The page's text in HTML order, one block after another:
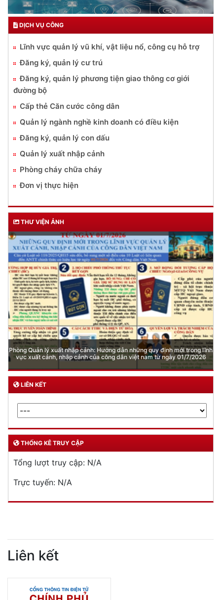
DỊCH VỤ CÔNG
Lĩnh vực quản lý vũ khí, vật liệu nổ, công cụ hỗ trợ
Đăng ký, quản lý cư trú
Đăng ký, quản lý phương tiện giao thông cơ giới
đường bộ
Cấp thẻ Căn cước công dân
Quản lý ngành nghề kinh doanh có điều kiện
Đăng ký, quản lý con dấu
Quản lý xuất nhập cảnh
Phòng cháy chữa cháy
Đơn vị thực hiện
THƯ VIỆN ẢNH
Phòng Quản lý xuất nhập cảnh: Hướng dẫn những quy định mới trong lĩnh
vực xuất cảnh, nhập cảnh của công dân việt nam từ ngày 01/7/2026
LIÊN KẾT
THỐNG KÊ TRUY CẬP
Tổng lượt truy cập: N/A
Trực tuyến: N/A
Liên kết